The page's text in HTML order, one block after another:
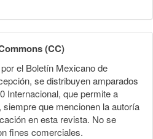
(CC)
el Boletín Mexicano de
se distribuyen amparados
Internacional, que permite a
que mencionen la autoría
en esta revista. No se
fines comerciales.